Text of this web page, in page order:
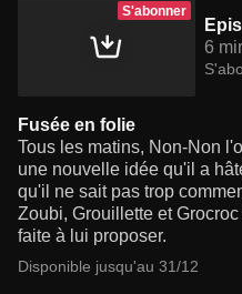
S'abonner
6
Fusée en folie
Tous les matins, Non-Non
une nouvelle idée qu'il a
qu'il ne sait pas trop
Zoubi, Grouillette et
faite à lui proposer.
Disponible jusqu'au 31/12